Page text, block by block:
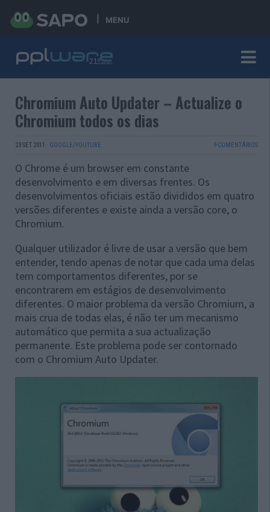
MENU
Chromium Auto Updater – Actualize o
Chromium todos os dias
23 SET 2011 · GOOGLE/YOUTUBE 9 COMENTÁRIOS
O Chrome é um browser em constante
desenvolvimento e em diversas frentes. Os
desenvolvimentos oficiais estão divididos em quatro
versões diferentes e existe ainda a versão core, o
Chromium.
Qualquer utilizador é livre de usar a versão que bem
entender, tendo apenas de notar que cada uma delas
tem comportamentos diferentes, por se
encontrarem em estágios de desenvolvimento
diferentes. O maior problema da versão Chromium, a
mais crua de todas elas, é não ter um mecanismo
automático que permita a sua actualização
permanente. Este problema pode ser contornado
com o Chromium Auto Updater.